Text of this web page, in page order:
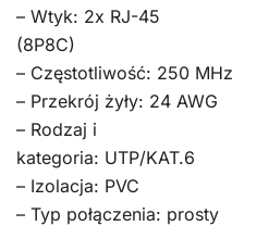
– Wtyk: 2x RJ-45
(8P8C)
– Częstotliwość: 250 MHz
– Przekrój żyły: 24 AWG
– Rodzaj i
kategoria: UTP/KAT.6
– Izolacja: PVC
– Typ połączenia: prosty